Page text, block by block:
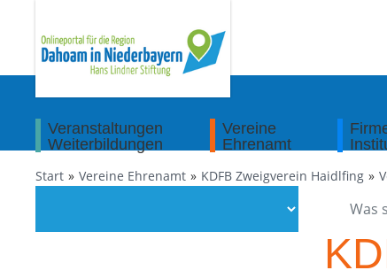
Veranstaltungen
Weiterbildungen
Vereine
Ehrenamt
Start Vereine Ehrenamt KDFB Zweigverein Haidlfing